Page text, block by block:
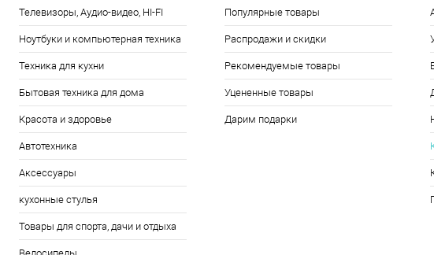
Телевизоры, Аудио-видео, HI-FI
Ноутбуки и компьютерная техника
Техника для кухни
Бытовая техника для дома
Красота и здоровье
Автотехника
Аксессуары
кухонные стулья
Товары для спорта, дачи и отдыха
Популярные товары
Распродажи и скидки
Рекомендуемые товары
Уцененные товары
Дарим подарки